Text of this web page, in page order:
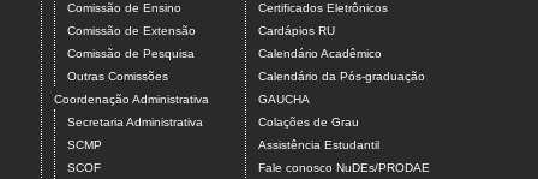
Comissão de Ensino
Comissão de Extensão
Comissão de Pesquisa
Outras Comissões
Coordenação Administrativa
Secretaria Administrativa
SCMP
SCOF
Certificados Eletrônicos
Cardápios RU
Calendário Acadêmico
Calendário da Pós-graduação
GAUCHA
Colações de Grau
Assistência Estudantil
Fale conosco NuDEs/PRODAE